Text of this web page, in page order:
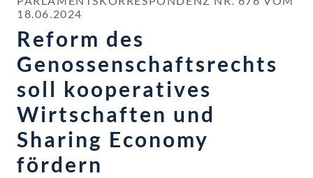
18.06.2024
Reform des
Genossenschaftsrechts
soll kooperatives
Wirtschaften und
Sharing Economy
fördern